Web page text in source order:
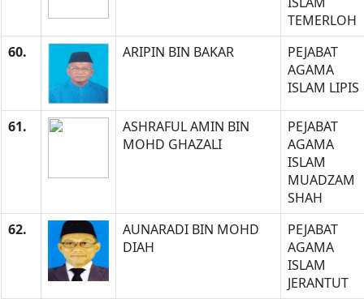
TEMERLOH
60.
ARIPIN BIN BAKAR
PEJABAT
AGAMA
ISLAM LIPIS
61.
ASHRAFUL AMIN BIN
MOHD GHAZALI
PEJABAT
AGAMA
ISLAM
MUADZAM
SHAH
62.
AUNARADI BIN MOHD
DIAH
PEJABAT
AGAMA
ISLAM
JERANTUT